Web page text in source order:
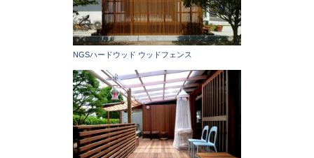
NGSハードウッド ウッドフェンス